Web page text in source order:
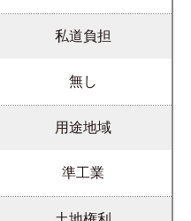
私道負担
無し
用途地域
準工業